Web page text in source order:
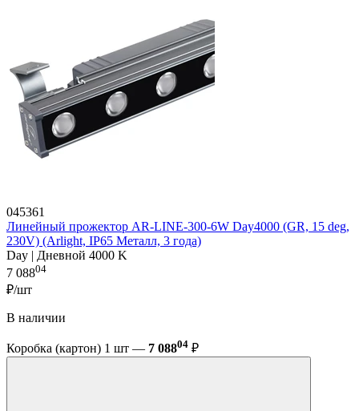
045361
Линейный прожектор AR-LINE-300-6W Day4000 (GR, 15 deg,
230V) (Arlight, IP65 Металл, 3 года)
Day | Дневной 4000 K
7 08804
₽/шт
В наличии
Коробка (картон) 1 шт — 7 08804 ₽